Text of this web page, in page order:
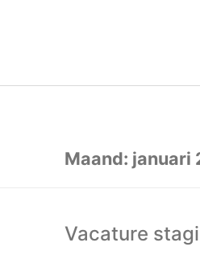
Maand: januari
Vacature